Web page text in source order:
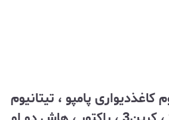
کاغذدیواری پامپو ، تیتانیوم